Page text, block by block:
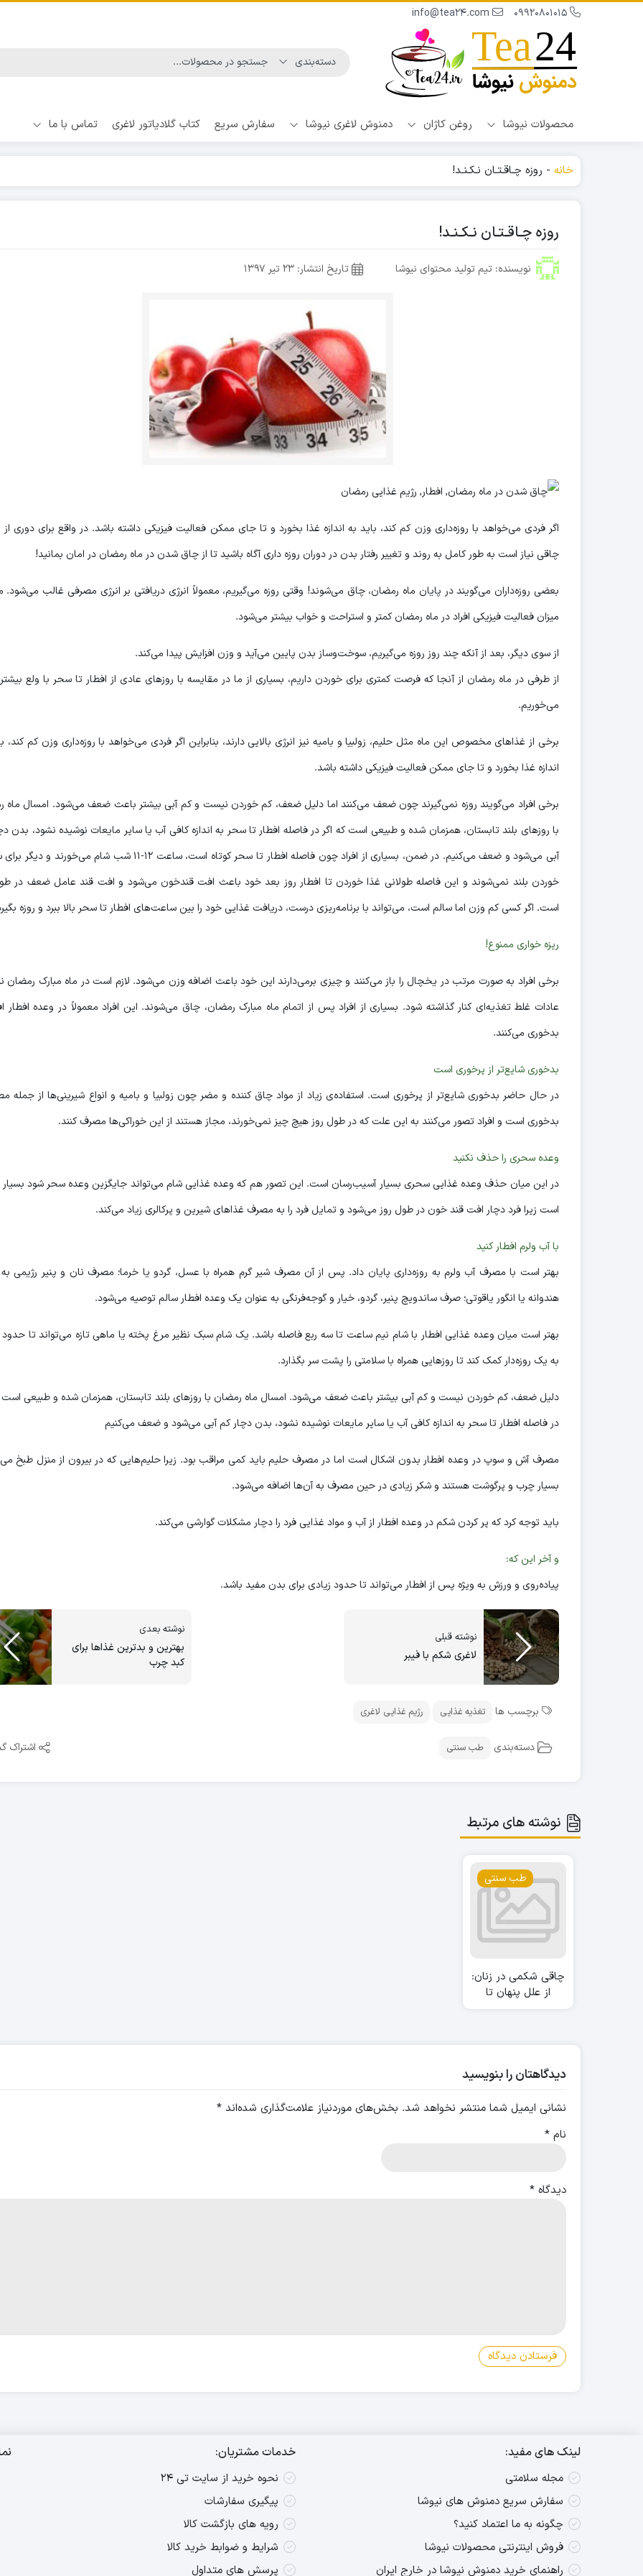
محصولات نیوشا روغن کاژان دمنوش لاغری نیوشا سفارش سریع کتاب گلادیاتور لاغری تماس با ما
خانه - روزه چـاقـتـان نـکـنـد!
روزه چـاقـتـان نـکـنـد!
نویسنده: تیم تولید محتوای نیوشا تاریخ انتشار: ۲۳ تیر ۱۳۹۷
اگر فردی می‌خواهد با روزه‌داری وزن کم کند، باید به اندازه غذا بخورد و تا جای ممکن فعالیت فیزیکی داشته باشد. در واقع برای دوری از
چاقی نیاز است به طور کامل به روند و تغییر رفتار بدن در دوران روزه داری آگاه باشید تا از چاق شدن در ماه رمضان در امان بمانید!
بعضی روزه‌داران می‌گویند در پایان ماه رمضان، چاق می‌شوند! وقتی روزه می‌گیریم، معمولاً انرژی دریافتی بر انرژی مصرفی غالب می‌شود.
میزان فعالیت فیزیکی افراد در ماه رمضان کمتر و استراحت و خواب بیشتر می‌شود.
از سوی دیگر، بعد از آنکه چند روز روزه می‌گیریم، سوخت‌وساز بدن پایین می‌آید و وزن افزایش پیدا می‌کند.
از طرفی در ماه رمضان از آنجا که فرصت کمتری برای خوردن داریم، بسیاری از ما در مقایسه با روزهای عادی از افطار تا سحر با ولع
می‌خوریم.
برخی از غذاهای مخصوص این ماه مثل حلیم، زولبیا و بامیه نیز انرژی بالایی دارند، بنابراین اگر فردی می‌خواهد با روزه‌داری وزن کم کند،
اندازه غذا بخورد و تا جای ممکن فعالیت فیزیکی داشته باشد.
برخی افراد می‌گویند روزه نمی‌گیرند چون ضعف می‌کنند اما دلیل ضعف، کم خوردن نیست و کم آبی بیشتر باعث ضعف می‌شود. امسال ماه
با روزهای بلند تابستان، همزمان شده و طبیعی است که اگر در فاصله افطار تا سحر به اندازه کافی آب یا سایر مایعات نوشیده نشود، بدن
آبی می‌شود و ضعف می‌کنیم. در ضمن، بسیاری از افراد چون فاصله افطار تا سحر کوتاه است، ساعت ۱۲-۱۱ شب شام
خوردن بلند نمی‌شوند و این فاصله طولانی غذا خوردن تا افطار روز بعد خود باعث افت قندخون می‌شود و افت قند عامل ضعف در
است. اگر کسی کم وزن اما سالم است، می‌تواند با برنامه‌ریزی درست، دریافت غذایی خود را بین ساعت‌های افطار تا سحر بالا ببرد و روزه
ریزه خواری ممنوع!
برخی افراد به صورت مرتب در یخچال را باز می‌کنند و چیزی برمی‌دارند این خود باعث اضافه وزن می‌شود. لازم است در ماه مبارک رمضان
عادات غلط تغذیه‌ای کنار گذاشته شود. بسیاری از افراد پس از اتمام ماه مبارک رمضان، چاق می‌شوند. این افراد معمولاً در وعده افطار
بدخوری می‌کنند.
بدخوری شایع‌تر از پرخوری است
در حال حاضر بدخوری شایع‌تر از پرخوری است. استفاده‌ی زیاد از مواد چاق کننده و مضر چون زولبیا و بامیه و انواع شیرینی‌ها از جمله
بدخوری است و افراد تصور می‌کنند به این علت که در طول روز هیچ چیز نمی‌خورند، مجاز هستند از این خوراکی‌ها مصرف کنند.
وعده سحری را حذف نکنید
در این میان حذف وعده غذایی سحری بسیار آسیب‌رسان است. این تصور هم که وعده غذایی شام می‌تواند جایگزین وعده سحر شود بسیار
است زیرا فرد دچار افت قند خون در طول روز می‌شود و تمایل فرد را به مصرف غذاهای شیرین و پرکالری زیاد می‌کند.
با آب ولرم افطار کنید
بهتر است با مصرف آب ولرم به روزه‌داری پایان داد. پس از آن مصرف شیر گرم همراه با عسل، گردو یا خرما؛ مصرف نان و پنیر رژیمی به
هندوانه یا انگور یاقوتی؛ صرف ساندویچ پنیر، گردو، خیار و گوجه‌فرنگی به عنوان یک وعده افطار سالم توصیه می‌شود.
بهتر است میان وعده غذایی افطار با شام نیم ساعت تا سه ربع فاصله باشد. یک شام سبک نظیر مرغ پخته یا ماهی تازه می‌تواند تا حدود
به یک روزه‌دار کمک کند تا روزهایی همراه با سلامتی را پشت سر بگذارد.
دلیل ضعف، کم خوردن نیست و کم آبی بیشتر باعث ضعف می‌شود. امسال ماه رمضان با روزهای بلند تابستان، همزمان شده و طبیعی است
در فاصله افطار تا سحر به اندازه کافی آب یا سایر مایعات نوشیده نشود، بدن دچار کم آبی می‌شود و ضعف می‌کنیم
مصرف آش و سوپ در وعده افطار بدون اشکال است اما در مصرف حلیم باید کمی مراقب بود. زیرا حلیم‌هایی که در بیرون از منزل طبخ
بسیار چرب و پرگوشت هستند و شکر زیادی در حین مصرف به آن‌ها اضافه می‌شود.
باید توجه کرد که پر کردن شکم در وعده افطار از آب و مواد غذایی فرد را دچار مشکلات گوارشی می‌کند.
و آخر این که:
پیاده‌روی و ورزش به ویژه پس از افطار می‌تواند تا حدود زیادی برای بدن مفید باشد.
نوشته قبلی
لاغری شکم با فیبر
نوشته بعدی
بهترین و بدترین غذاها برای
کبد چرب
برچسب ها تغذیه غذایی رژیم غذایی لاغری
دسته‌بندی طب سنتی اشتراک
نوشته های مرتبط
طب سنتی
چاقی شکمی در زنان:
از علل پنهان تا
دیدگاهتان را بنویسید
نشانی ایمیل شما منتشر نخواهد شد. بخش‌های موردنیاز علامت‌گذاری شده‌اند *
نام *
دیدگاه *
لینک های مفید:
مجله سلامتی
سفارش سریع دمنوش های نیوشا
چگونه به ما اعتماد کنید؟
فروش اینترنتی محصولات نیوشا
راهنمای خرید دمنوش نیوشا در خارج ایران
خدمات مشتریان:
نحوه خرید از سایت تی ۲۴
پیگیری سفارشات
رویه های بازگشت کالا
شرایط و ضوابط خرید کالا
پرسش های متداول